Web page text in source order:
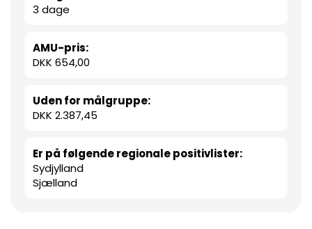
3 dage
AMU-pris:
DKK 654,00
Uden for målgruppe:
DKK 2.387,45
Er på følgende regionale positivlister:
Sydjylland
Sjælland